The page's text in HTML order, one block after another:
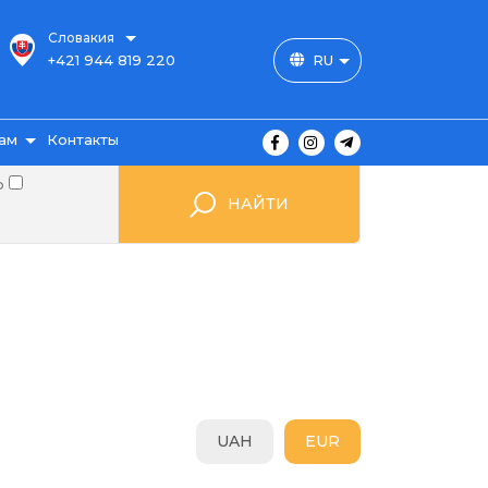
Словакия
+421 944 819 220 RU
Контакты
НАЙТИ
EUR
UAH